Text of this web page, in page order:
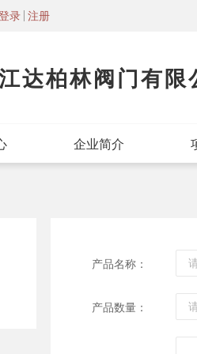
录 注册
达柏林阀门有限
企业简介
产品名称：
产品数量：